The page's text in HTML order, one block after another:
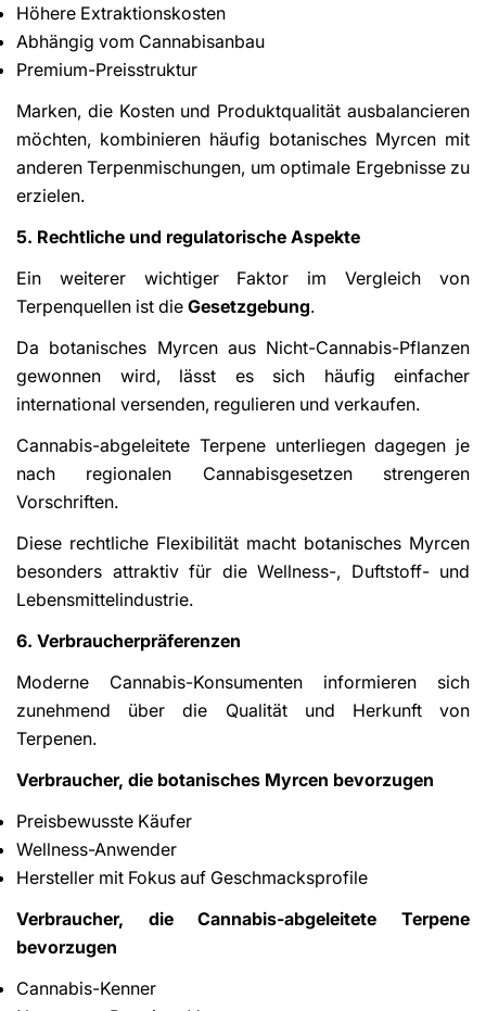
Höhere Extraktionskosten
Abhängig vom Cannabisanbau
Premium-Preisstruktur
Marken, die Kosten und Produktqualität ausbalancieren
möchten, kombinieren häufig botanisches Myrcen mit
anderen Terpenmischungen, um optimale Ergebnisse zu
erzielen.
5. Rechtliche und regulatorische Aspekte
Ein weiterer wichtiger Faktor im Vergleich von
Terpenquellen ist die Gesetzgebung.
Da botanisches Myrcen aus Nicht-Cannabis-Pflanzen
gewonnen wird, lässt es sich häufig einfacher
international versenden, regulieren und verkaufen.
Cannabis-abgeleitete Terpene unterliegen dagegen je
nach regionalen Cannabisgesetzen strengeren
Vorschriften.
Diese rechtliche Flexibilität macht botanisches Myrcen
besonders attraktiv für die Wellness-, Duftstoff- und
Lebensmittelindustrie.
6. Verbraucherpräferenzen
Moderne Cannabis-Konsumenten informieren sich
zunehmend über die Qualität und Herkunft von
Terpenen.
Verbraucher, die botanisches Myrcen bevorzugen
Preisbewusste Käufer
Wellness-Anwender
Hersteller mit Fokus auf Geschmacksprofile
Verbraucher, die Cannabis-abgeleitete Terpene
bevorzugen
Cannabis-Kenner